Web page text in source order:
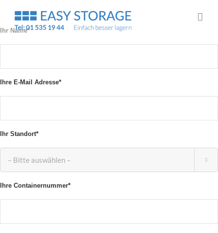
Inhalt
springen
Ihr Name*
Ihre E-Mail Adresse*
Ihr Standort*

Ihre Containernummer*